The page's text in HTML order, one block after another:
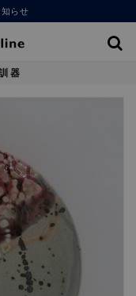
らせ
器